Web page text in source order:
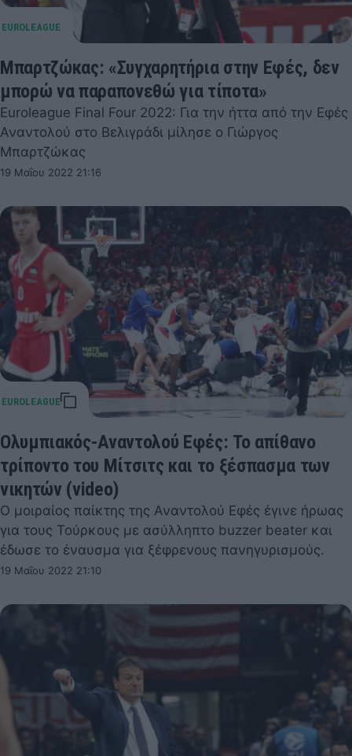
Μπαρτζώκας: «Συγχαρητήρια στην Εφές, δεν
μπορώ να παραπονεθώ για τίποτα»
Euroleague Final Four 2022: Για την ήττα από την Εφές
Αναντολού στο Βελιγράδι μίλησε ο Γιώργος
Μπαρτζώκας
19 Μαΐου 2022 21:16
Ολυμπιακός-Αναντολού Εφές: Το απίθανο
τρίποντο του Μίτσιτς και το ξέσπασμα των
νικητών (video)
Ο μοιραίος παίκτης της Αναντολού Εφές έγινε ήρωας
για τους Τούρκους με ασύλληπτο buzzer beater και
έδωσε το έναυσμα για ξέφρενους πανηγυρισμούς.
19 Μαΐου 2022 21:10